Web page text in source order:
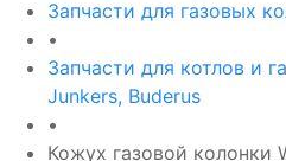
Запчасти для газовых
•
Запчасти для котлов и
Junkers, Buderus
•
Кожух газовой колонки